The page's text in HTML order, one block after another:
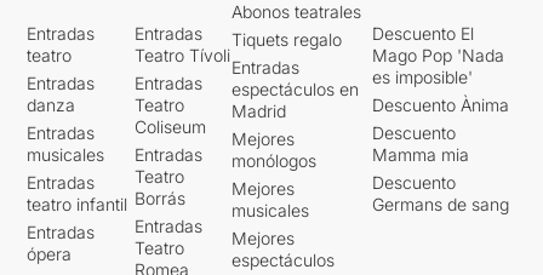
Entradas
teatro
Entradas
danza
Entradas
musicales
Entradas
teatro infantil
Entradas
ópera
Entradas
Teatro Tívoli
Entradas
Teatro
Coliseum
Entradas
Teatro
Borrás
Entradas
Teatro
Romea
Abonos teatrales
Tiquets regalo
Entradas
espectáculos en
Madrid
Mejores
monólogos
Mejores
musicales
Mejores
espectáculos
Descuento El
Mago Pop 'Nada
es imposible'
Descuento Ànima
Descuento
Mamma mia
Descuento
Germans de sang